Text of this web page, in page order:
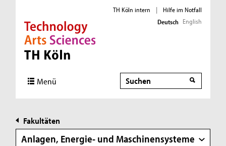
Direkt zur Hauptnavigation
Direkt zur Subnavigation
Direkt zum Inhalt
Direkt zum Fußbereich
TH Köln intern |
Hilfe im Notfall
Deutsch English
Menü Suche
Suche
Fakultäten
Anlagen, Energie- und Maschinensysteme